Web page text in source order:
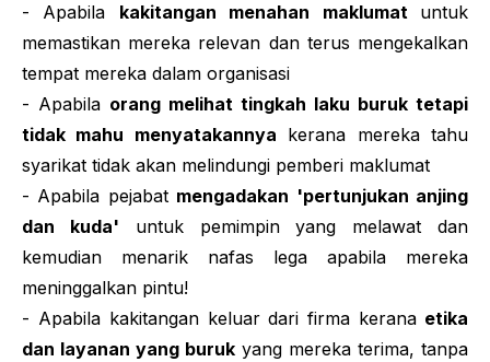
- Apabila kakitangan menahan maklumat untuk
memastikan mereka relevan dan terus mengekalkan
tempat mereka dalam organisasi
- Apabila orang melihat tingkah laku buruk tetapi
tidak mahu menyatakannya kerana mereka tahu
syarikat tidak akan melindungi pemberi maklumat
- Apabila pejabat mengadakan 'pertunjukan anjing
dan kuda' untuk pemimpin yang melawat dan
kemudian menarik nafas lega apabila mereka
meninggalkan pintu!
- Apabila kakitangan keluar dari firma kerana etika
dan layanan yang buruk yang mereka terima, tanpa